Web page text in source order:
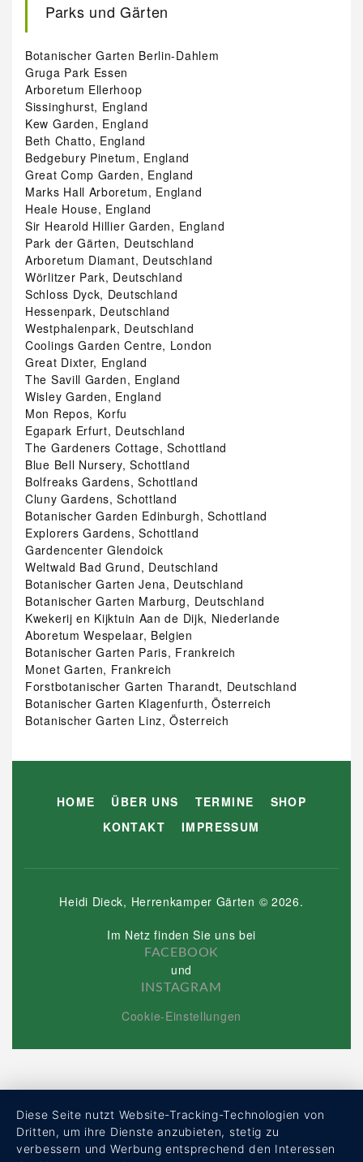
Parks und Gärten
Botanischer Garten Berlin-Dahlem
Gruga Park Essen
Arboretum Ellerhoop
Sissinghurst, England
Kew Garden, England
Beth Chatto, England
Bedgebury Pinetum, England
Great Comp Garden, England
Marks Hall Arboretum, England
Heale House, England
Sir Hearold Hillier Garden, England
Park der Gärten, Deutschland
Arboretum Diamant, Deutschland
Wörlitzer Park, Deutschland
Schloss Dyck, Deutschland
Hessenpark, Deutschland
Westphalenpark, Deutschland
Coolings Garden Centre, London
Great Dixter, England
The Savill Garden, England
Wisley Garden, England
Mon Repos, Korfu
Egapark Erfurt, Deutschland
The Gardeners Cottage, Schottland
Blue Bell Nursery, Schottland
Bolfreaks Gardens, Schottland
Cluny Gardens, Schottland
Botanischer Garden Edinburgh, Schottland
Explorers Gardens, Schottland
Gardencenter Glendoick
Weltwald Bad Grund, Deutschland
Botanischer Garten Jena, Deutschland
Botanischer Garten Marburg, Deutschland
Kwekerij en Kijktuin Aan de Dijk, Niederlande
Aboretum Wespelaar, Belgien
Botanischer Garten Paris, Frankreich
Monet Garten, Frankreich
Forstbotanischer Garten Tharandt, Deutschland
Botanischer Garten Klagenfurth, Österreich
Botanischer Garten Linz, Österreich
HOME ÜBER UNS TERMINE
SHOP
KONTAKT
IMPRESSUM
Heidi Dieck, Herrenkamper Gärten © 2026.
Im Netz finden Sie uns bei
FACEBOOK
und
INSTAGRAM
Cookie-Einstellungen
Diese Seite nutzt Website-Tracking-Technologien von
Dritten, um ihre Dienste anzubieten, stetig zu
verbessern und Werbung entsprechend den Interessen